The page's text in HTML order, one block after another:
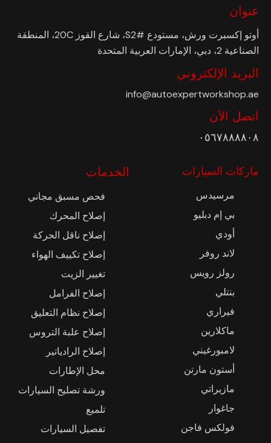
عنوان
أوتو إكسبرت ورش، مستودع #S2، شارع القوز 20C، المنطقة
الصناعية 2، دبي، الإمارات العربية المتحدة
البريد الإلكتروني
info@autoexpertworkshop.ae
اتصل الآن
٠٥٦٧٨٨٨٨٠٨
ماركات السيارات
مرسيدس
بي إم دبليو
أودي
لاند روفر
رولز رويس
بنتلي
فيراري
ماكلارين
لامبورغيني
أستون مارتن
مازيراتي
جاغوار
فولكس فاجن
الخدمات
فحص مسبق مجاني
إصلاح المحرك
إصلاح ناقل الحركة
إصلاح تكييف الهواء
تغيير الزيت
إصلاح الفرامل
إصلاح نظام التعليق
إصلاح علبة التروس
إصلاح الرادياتير
محل الإطارات
ورشة تصليح السيارات
تلميع
تفصيل السيارات